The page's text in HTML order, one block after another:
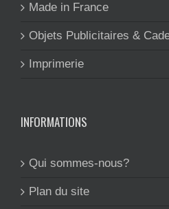
Made in France
Objets Publicitaires &
Imprimerie
INFORMATIONS
Qui sommes-nous?
Plan du site